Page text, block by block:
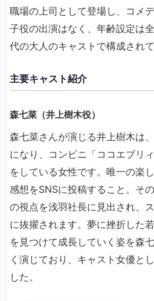
職場の上司として登場し、コメ
子役の出演はなく、年齢設定は
代の大人のキャストで構成されて
主要キャスト紹介
森七菜（井上樹木役）
森七菜さんが演じる井上樹木は
になり、コンビニ「ココエブリ
をしている女性です。唯一の楽
感想をSNSに投稿すること。そ
の視点を浅羽社長に見出され、
に抜擢されます。夢に挫折した
を見つけて成長していく姿を森
く演じており、キャスト女優と
した。